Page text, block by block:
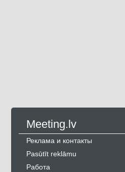
Meeting.lv
Реклама и контакты
Pasūtīt reklāmu
Работа